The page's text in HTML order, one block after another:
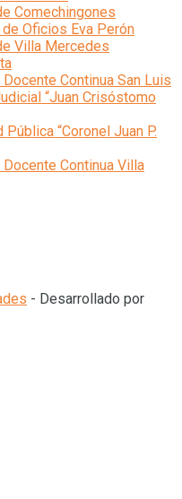
Comechingones
Oficios Eva Perón
Villa Mercedes
Continua San Luis
“Juan Crisóstomo
“Coronel Juan P.
Continua Villa
- Desarrollado por